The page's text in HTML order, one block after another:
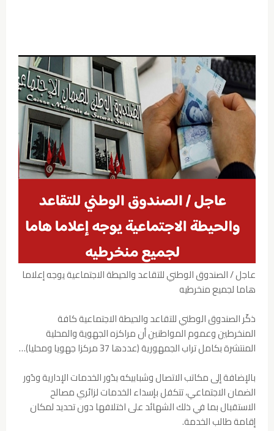
عاجل / الصندوق الوطني للتقاعد والحيطة الاجتماعية يوجه إعلاما
هاما لجميع منخرطيه
ذكّر الصندوق الوطني للتقاعد والحيطة الاجتماعية كافة
المنخرطين وعموم المواطنين أن مراكزه الجهوية والمحلية
المنتشرة بكامل تراب الجمهورية (عددها 37 مركزا جهويا ومحليا)…
بالإضافة إلى مكاتب الاتصال وشبابيكه بدُور الخدمات الإدارية ودُور
الضمان الاجتماعي، تتكفل بإسداء الخدمات لزائري مصالح
الاستقبال بما في ذلك الشهائد على اختلافها دون تحديد لمكان
إقامة طالب الخدمة.